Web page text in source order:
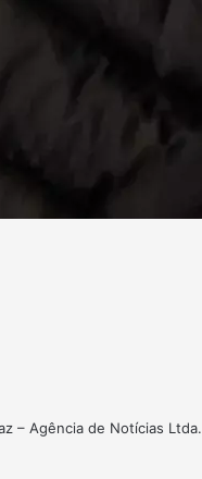
– Agência de Notícias Ltda.